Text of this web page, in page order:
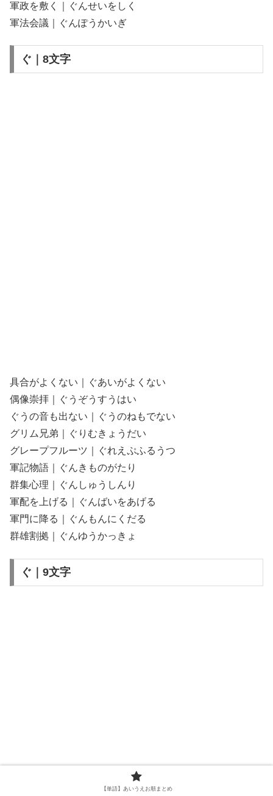
軍政を敷く｜ぐんせいをしく
軍法会議｜ぐんぽうかいぎ
ぐ｜8文字
具合がよくない｜ぐあいがよくない
偶像崇拝｜ぐうぞうすうはい
ぐうの音も出ない｜ぐうのねもでない
グリム兄弟｜ぐりむきょうだい
グレープフルーツ｜ぐれえぷふるうつ
軍記物語｜ぐんきものがたり
群集心理｜ぐんしゅうしんり
軍配を上げる｜ぐんばいをあげる
軍門に降る｜ぐんもんにくだる
群雄割拠｜ぐんゆうかっきょ
ぐ｜9文字
【単語】あいうえお順まとめ